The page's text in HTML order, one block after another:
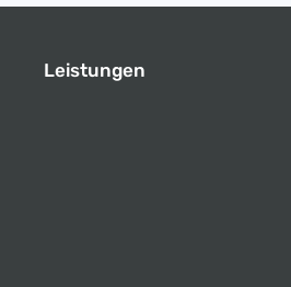
Leistungen